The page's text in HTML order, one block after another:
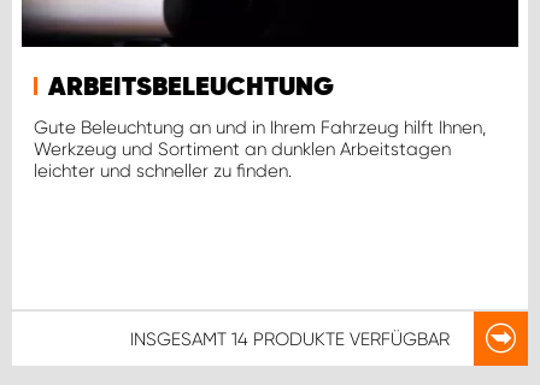
ARBEITSBELEUCHTUNG
Gute Beleuchtung an und in Ihrem Fahrzeug hilft Ihnen,
Werkzeug und Sortiment an dunklen Arbeitstagen
leichter und schneller zu finden.
INSGESAMT 14 PRODUKTE VERFÜGBAR